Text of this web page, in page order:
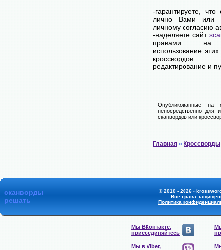
-гарантируете, что
лично Вами или
личному согласию
-наделяете сайт
правами на
использование
редактирование и
Опубликованные на
непосредственно для
сканвордов или
Главная » Кроссворды
сканворды
решать
© 2010 - 2026
Все права
Политика
Мы ВКонтакте,
присоединяйтесь
Мы в Viber,